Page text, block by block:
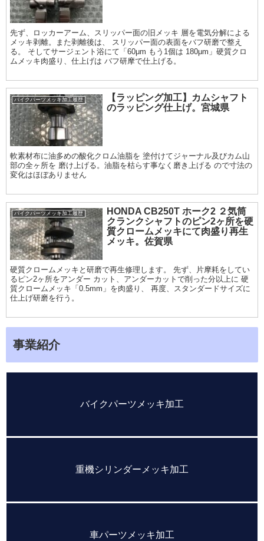
先ず、ロッカーアーム、スリッパー面の旧メッキ 層を電気分解による
メッキ剥離。また剥離後は、 スリッパー面の表面をバフ研磨で整え
る。 そしてサージェント浴にて「60μm もう1個は 180μm」硬質クロ
ムメッキ肉盛り、仕上げは バフ研摩で仕上げる。
バイクパーツメッキ加工履歴
【ラッピング加工】カムシャフト
のラッピング仕上げ。宮城県
軟素材布に油多めの酸化クロム油脂を 塗付けてジャーナル及びカム山
部の全ヶ所を 磨け上げる。油脂を枯らす事なく磨き上げる ので寸法の
変化はほぼありません
バイクパーツメッキ加工履歴
HONDA CB250T ホーク2 ２気筒
クランクシャフトのピン2ヶ所を硬
質クロームメッキにて肉盛り再生
メッキ。佐賀県
硬質クロームメッキと研磨で再生修理します。 先ず、片摩耗をしてい
るピン2ヶ所をアンダー カット、アンダーカットで削った分以上に 硬
質クロームメッキ「0.5mm」を肉盛り、 再度、スタンダードサイズに
仕上げ研磨を行う。
事業紹介
バイクパーツメッキ加工
重機シリンダーメッキ加工
車パーツメッキ加工